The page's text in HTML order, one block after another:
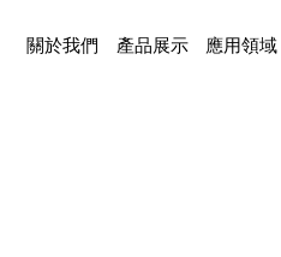
關於我們 產品展示 應用領域